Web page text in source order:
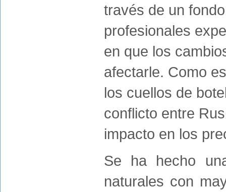
través de un
profesionales
en que los
afectarle. Como
los cuellos de
conflicto entre
impacto en los
Se ha hecho
naturales con